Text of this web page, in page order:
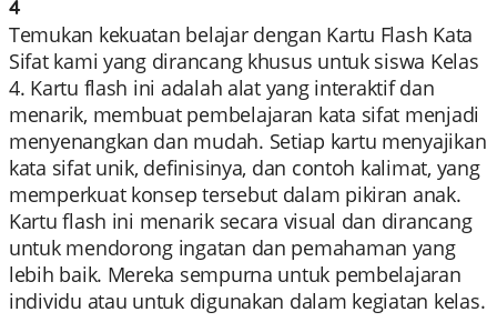
4
Temukan kekuatan belajar dengan Kartu Flash Kata
Sifat kami yang dirancang khusus untuk siswa Kelas
4. Kartu flash ini adalah alat yang interaktif dan
menarik, membuat pembelajaran kata sifat menjadi
menyenangkan dan mudah. Setiap kartu menyajikan
kata sifat unik, definisinya, dan contoh kalimat, yang
memperkuat konsep tersebut dalam pikiran anak.
Kartu flash ini menarik secara visual dan dirancang
untuk mendorong ingatan dan pemahaman yang
lebih baik. Mereka sempurna untuk pembelajaran
individu atau untuk digunakan dalam kegiatan kelas.